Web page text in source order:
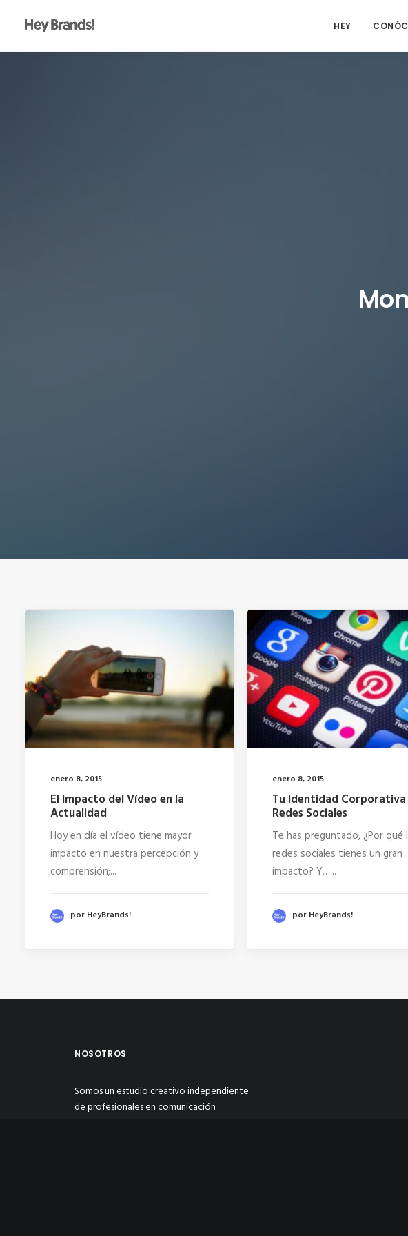
HEY
enero 8, 2015
El Impacto del Vídeo en la
Actualidad
Hoy en día el vídeo tiene mayor
impacto en nuestra percepción y
comprensión;...
por HeyBrands!
enero 8, 2015
Tu Identidad Corporativa
Redes Sociales
Te has preguntado, ¿Por qué
redes sociales tienes un gran
impacto? Y…...
por HeyBrands!
NOSOTROS
Somos un estudio creativo independiente
de profesionales en comunicación